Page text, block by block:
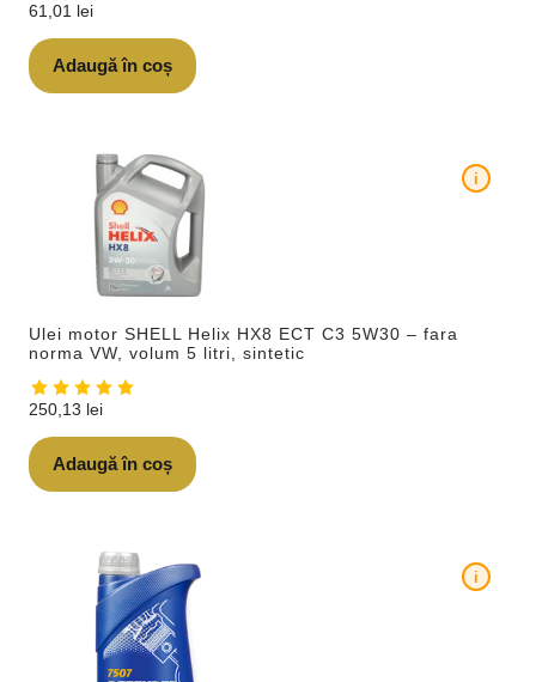
61,01 lei
Adaugă în coș
Ulei motor SHELL Helix HX8 ECT C3 5W30 – fara
norma VW, volum 5 litri, sintetic
i
250,13 lei
Adaugă în coș
i